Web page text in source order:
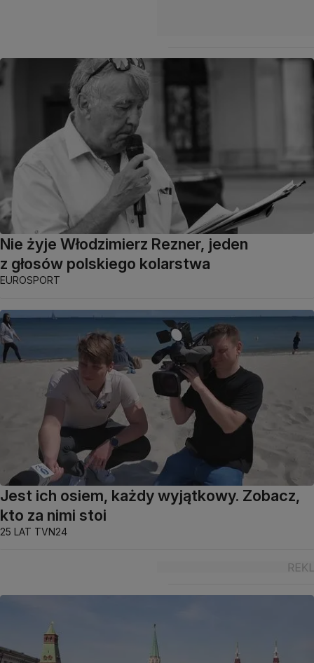
Nie żyje Włodzimierz Rezner, jeden
z głosów polskiego kolarstwa
EUROSPORT
Jest ich osiem, każdy wyjątkowy. Zobacz,
kto za nimi stoi
25 LAT TVN24